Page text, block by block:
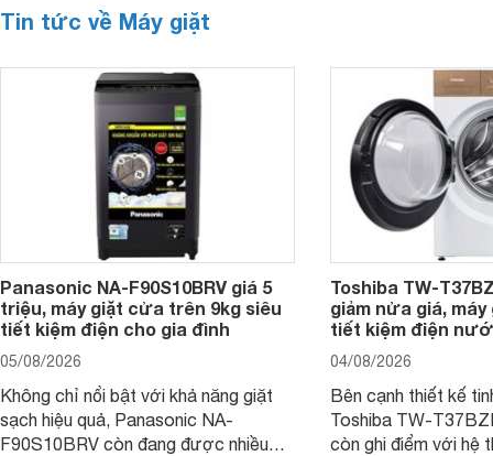
Tin tức về Máy giặt
Panasonic NA-F90S10BRV giá 5
triệu, máy giặt cửa trên 9kg siêu
tiết kiệm điện cho gia đình
05/08/2026
Không chỉ nổi bật với khả năng giặt
sạch hiệu quả, Panasonic NA-
F90S10BRV còn đang được nhiều
Toshiba TW-
giảm nửa giá,
tiết kiệm điện
04/08/2026
Bên cạnh thiết kế
Toshiba TW-
còn ghi điểm với hệ